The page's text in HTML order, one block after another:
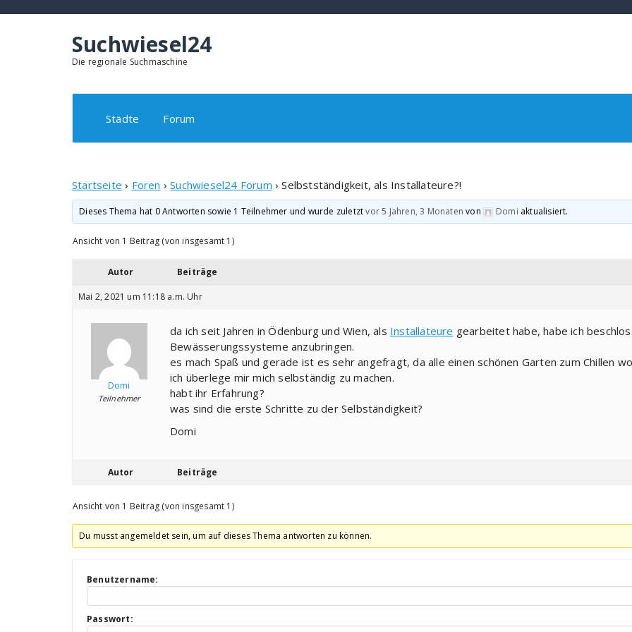
Suchwiesel24
Die regionale Suchmaschine
Städte Forum
Startseite › Foren › Suchwiesel24 Forum › Selbstständigkeit, als Installateure?!
Dieses Thema hat 0 Antworten sowie 1 Teilnehmer und wurde zuletztvor 5 Jahren, 3 Monaten von Domi aktualisiert.
Ansicht von 1 Beitrag (von insgesamt 1)
Autor Beiträge
Mai 2, 2021 um 11:18 a.m. Uhr
Domi
Teilnehmer
da ich seit Jahren in Ödenburg und Wien, als Installateure gearbeitet habe, habe ich
Bewässerungssysteme anzubringen.
es mach Spaß und gerade ist es sehr angefragt, da alle einen schönen Garten zum Chillen
ich überlege mir mich selbständig zu machen.
habt ihr Erfahrung?
was sind die erste Schritte zu der Selbständigkeit?
Domi
Autor Beiträge
Ansicht von 1 Beitrag (von insgesamt 1)
Du musst angemeldet sein, um auf dieses Thema antworten zu können.
Benutzername:
Passwort: